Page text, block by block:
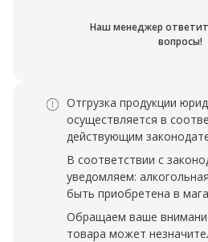
Наш менеджер
вопросы!
Отгрузка продукции
осуществляется в
действующим
В соответствии с
уведомляем:
быть приобретена в
Обращаем ваше
товара может